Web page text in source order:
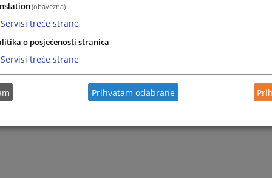
Osnovnog suda u Vlasenici
Močević
(obavezna)
Servisi treće strane
o posjećenosti stranica
Servisi treće strane
Prihvatam odabrane